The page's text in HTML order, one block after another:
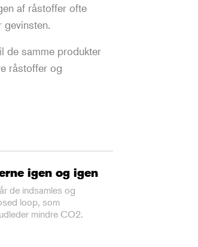
af råstoffer ofte
de samme produkter
råstoffer og
igen og igen
de indsamles og
loop, som
mindre CO2.